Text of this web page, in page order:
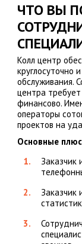
ЧТО ВЫ
Колл центр
круглосуточно
обслуживания.
центра
финансово.
операторы
проектов на
Основные
Заказчик
Заказчик